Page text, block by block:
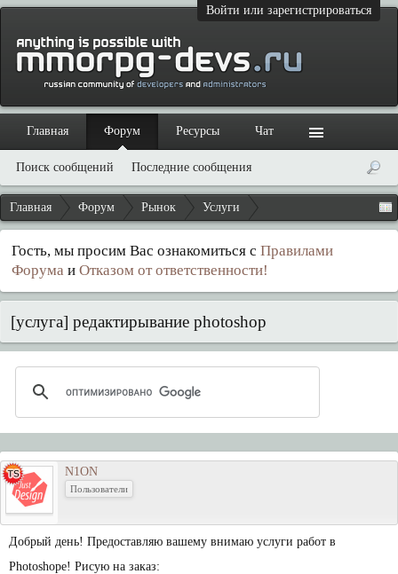
Войти или зарегистрироваться
Главная Форум Рынок Услуги
Гость, мы просим Вас ознакомиться с Правилами
Форума и Отказом от ответственности!
[услуга] редактирывание photoshop
N1ON
Пользователи
Добрый день! Предоставляю вашему внимаю услуги работ в
Photoshope! Рисую на заказ:
Главная Форум
Поиск сообщений Последние сообщения
Ресурсы Чат